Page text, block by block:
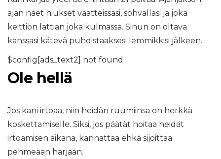
ajan näet hiukset vaatteissasi, sohvallasi ja joka
keittiön lattian joka kulmassa. Sinun on oltava
kanssasi kätevä puhdistaaksesi lemmikkisi jälkeen.
$config[ads_text2] not found
Ole hellä
Jos kani irtoaa, niin heidän ruumiinsa on herkkä
koskettamiselle. Siksi, jos päätät hoitaa heidät
irtoamisen aikana, kannattaa ehkä sijoittaa
pehmeään harjaan.